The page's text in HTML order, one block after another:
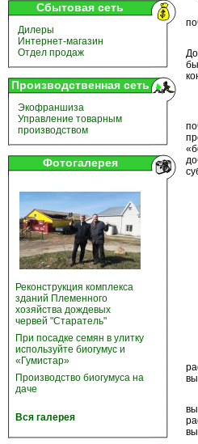
Сбытовая сеть
Дилеры
Интернет-магазин
Отдел продаж
Производственная сеть
Экофраншиза
Управление товарным
производством
Фотогалерея
Реконструкция комплекса
зданий Племенного
хозяйства дождевых
червей "Старатель"
При посадке семян в улитку
используйте биогумус и
«Гумистар»
Производство биогумуса на
даче
Вся галерея